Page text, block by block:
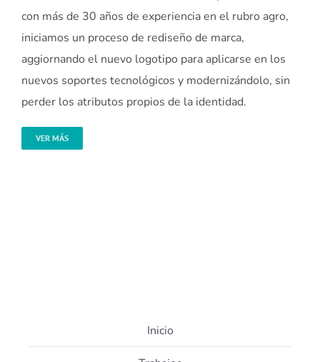
con más de 30 años de experiencia en el rubro agro,
iniciamos un proceso de rediseño de marca,
aggiornando el nuevo logotipo para aplicarse en los
nuevos soportes tecnológicos y modernizándolo, sin
perder los atributos propios de la identidad.
VER MÁS
Inicio